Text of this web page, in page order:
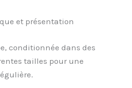
et présentation
conditionnée dans des
tailles pour une